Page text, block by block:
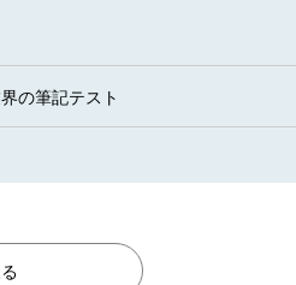
の筆記テスト